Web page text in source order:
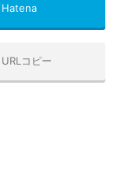
Hatena
URLコピー